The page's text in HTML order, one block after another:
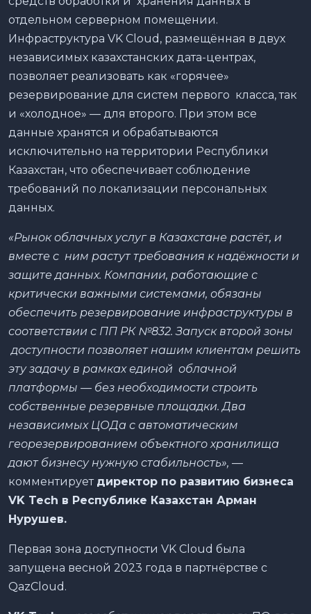
отдельном серверном помещении.
Инфраструктура VK Cloud, размещённая в двух
независимых казахстанских дата-центрах,
позволяет реализовать как «горячее»
резервирование для систем первого класса, так
и «холодное» — для второго. При этом все
данные хранятся и обрабатываются
исключительно на территории Республики
Казахстан, что обеспечивает соблюдение
требований по локализации персональных
данных.
«Рынок облачных услуг в Казахстане растёт, и
вместе с ним растут требования к надёжности и
защите данных. Компании, работающие с
критически важными системами, обязаны
обеспечить резервирование инфраструктуры в
соответствии с ПП РК №832. Запуск второй зоны
доступности позволяет нашим клиентам решить
эту задачу в рамках единой облачной
платформы — без необходимости строить
собственные резервные площадки. Два
независимых ЦОДа с автоматическим
георезервированием объектного хранилища
дают бизнесу нужную стабильность», —
комментирует директор по развитию бизнеса
VK Tech в Республике Казахстан Арман
Нурушев.
Первая зона доступности VK Cloud была
запущена весной 2023 года в партнёрстве с
QazCloud.